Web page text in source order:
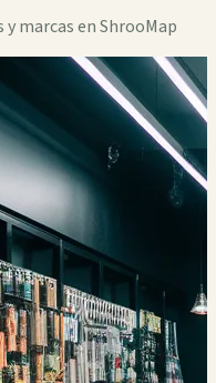
marcas en ShrooMap